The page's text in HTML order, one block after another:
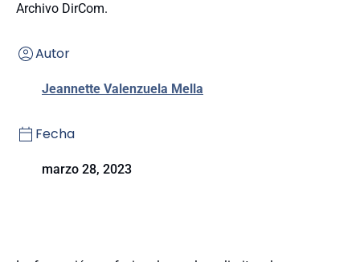
Archivo DirCom.
Autor
Jeannette Valenzuela Mella
Fecha
marzo 28, 2023